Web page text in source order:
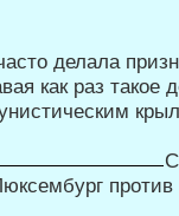
делала
как раз такое